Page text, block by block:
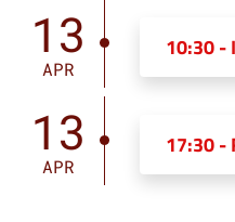
13
APR
10:30 -
13
APR
17:30 -